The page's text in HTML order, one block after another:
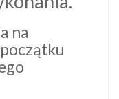
na